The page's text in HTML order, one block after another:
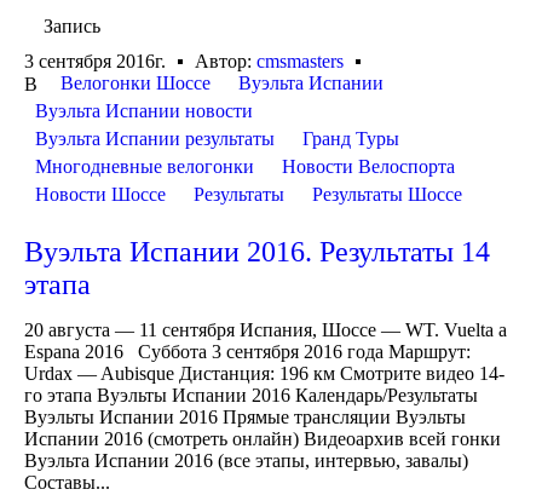
Запись
3 сентября 2016г.
Автор: cmsmasters
В
Велогонки Шоссе
Вуэльта Испании
Вуэльта Испании новости
Вуэльта Испании результаты
Гранд Туры
Многодневные велогонки
Новости Велоспорта
Новости Шоссе
Результаты Результаты Шоссе
Вуэльта Испании 2016. Результаты 14
этапа
20 августа — 11 сентября Испания, Шоссе — WT. Vuelta a
Espana 2016 Суббота 3 сентября 2016 года Маршрут:
Urdax — Aubisque Дистанция: 196 км Смотрите видео 14-
го этапа Вуэльты Испании 2016 Календарь/Результаты
Вуэльты Испании 2016 Прямые трансляции Вуэльты
Испании 2016 (смотреть онлайн) Видеоархив всей гонки
Вуэльта Испании 2016 (все этапы, интервью, завалы)
Составы...